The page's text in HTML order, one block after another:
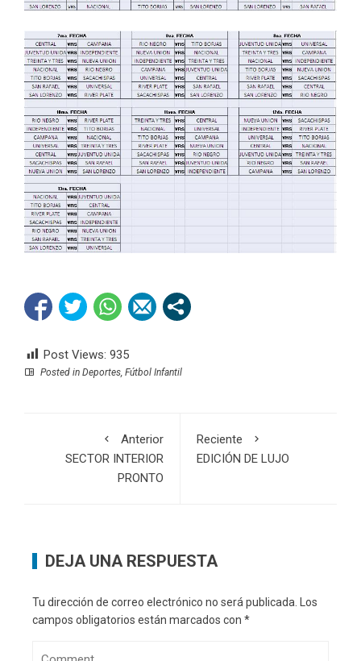
Post Views: 935
Posted in Deportes Fútbol Infantil
Anterior
SECTOR INTERIOR
PRONTO
Reciente
EDICIÓN DE LUJO
DEJA UNA RESPUESTA
Tu dirección de correo electrónico no será publicada.
Los
campos obligatorios están marcados con *